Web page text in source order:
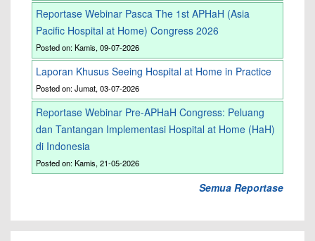
Reportase Webinar Pasca The 1st APHaH (Asia
Pacific Hospital at Home) Congress 2026
Posted on: Kamis, 09-07-2026
Laporan Khusus Seeing Hospital at Home in Practice
Posted on: Jumat, 03-07-2026
Reportase Webinar Pre-APHaH Congress: Peluang
dan Tantangan Implementasi Hospital at Home (HaH)
di Indonesia
Posted on: Kamis, 21-05-2026
Semua Reportase